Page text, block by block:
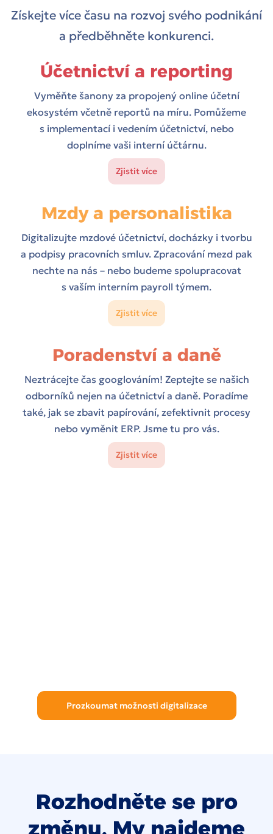
Získejte více času na rozvoj svého podnikání
a předběhněte konkurenci.
Účetnictví a reporting
Vyměňte šanony za propojený online účetní
ekosystém včetně reportů na míru. Pomůžeme
s implementací i vedením účetnictví, nebo
doplníme vaši interní účtárnu.
Zjistit více
Mzdy a personalistika
Digitalizujte mzdové účetnictví, docházky i tvorbu
a podpisy pracovních smluv. Zpracování mezd pak
nechte na nás – nebo budeme spolupracovat
s vaším interním payroll týmem.
Zjistit více
Poradenství a daně
Neztrácejte čas googlováním! Zeptejte se našich
odborníků nejen na účetnictví a daně. Poradíme
také, jak se zbavit papírování, zefektivnit procesy
nebo vyměnit ERP. Jsme tu pro vás.
Zjistit více
Prozkoumat možnosti digitalizace
Rozhodněte se pro
změnu. My najdeme